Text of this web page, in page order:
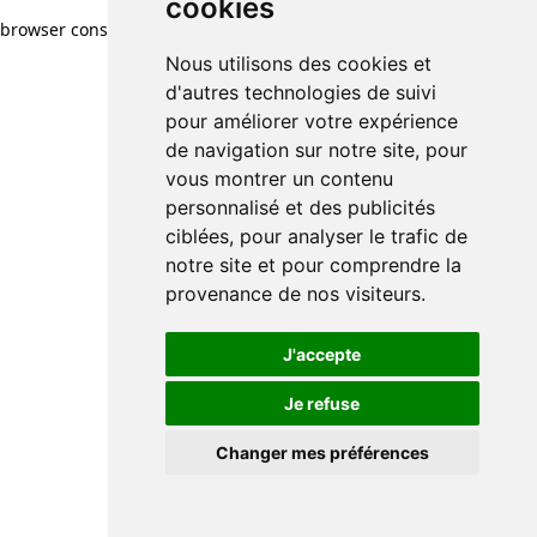
cookies
Nous utilisons des cookies et
d'autres technologies de suivi
pour améliorer votre expérience
de navigation sur notre site, pour
vous montrer un contenu
personnalisé et des publicités
ciblées, pour analyser le trafic de
notre site et pour comprendre la
provenance de nos visiteurs.
J'accepte
Je refuse
Changer mes préférences
browser console for more information)